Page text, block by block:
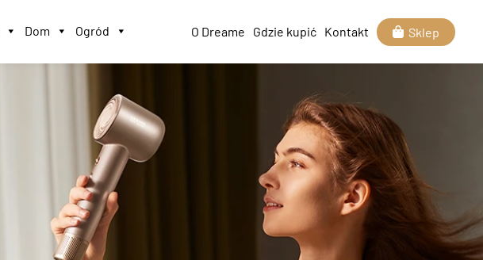
Dom Ogród O Dreame Gdzie kupić Kontakt Sklep